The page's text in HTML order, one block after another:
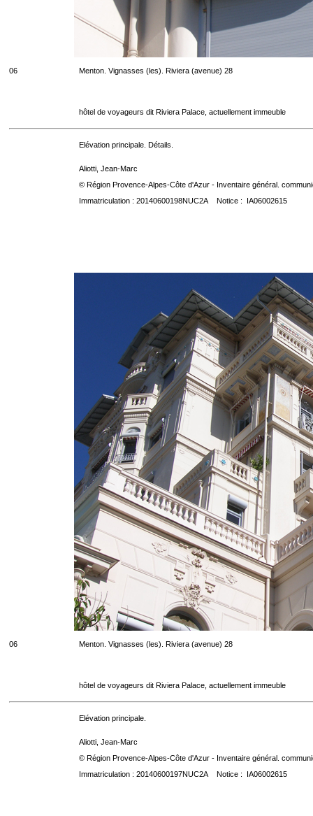
06 Menton. Vignasses (les). Riviera (avenue) 28
hôtel de voyageurs dit Riviera Palace, actuellement immeuble
Elévation principale. Détails.
Aliotti, Jean-Marc
© Région Provence-Alpes-Côte d'Azur - Inventaire général.
Immatriculation : 20140600198NUC2A Notice : IA06002615
06 Menton. Vignasses (les). Riviera (avenue) 28
hôtel de voyageurs dit Riviera Palace, actuellement immeuble
Elévation principale.
Aliotti, Jean-Marc
© Région Provence-Alpes-Côte d'Azur - Inventaire général.
Immatriculation : 20140600197NUC2A Notice : IA06002615